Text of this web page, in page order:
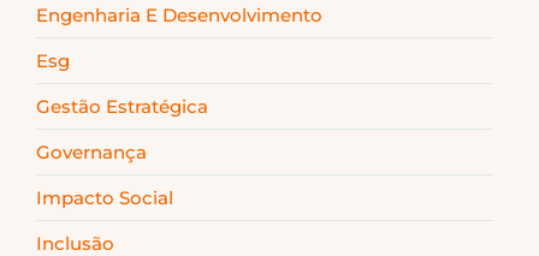
Engenharia E Desenvolvimento
Esg
Gestão Estratégica
Governança
Impacto Social
Inclusão